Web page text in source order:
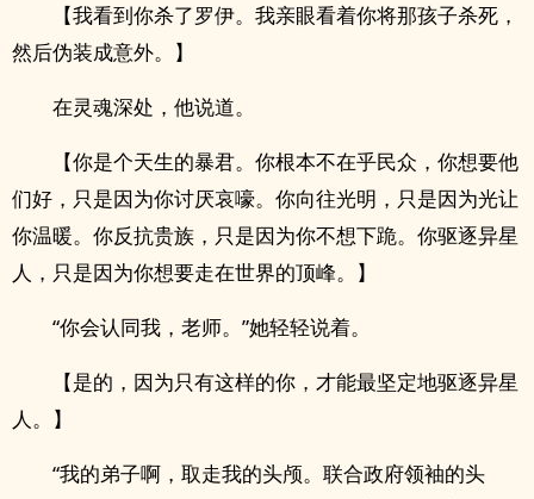
【我看到你杀了罗伊。我亲眼看着你将那孩子杀死，
然后伪装成意外。】
在灵魂深处，他说道。
【你是个天生的暴君。你根本不在乎民众，你想要他
们好，只是因为你讨厌哀嚎。你向往光明，只是因为光让
你温暖。你反抗贵族，只是因为你不想下跪。你驱逐异星
人，只是因为你想要走在世界的顶峰。】
“你会认同我，老师。”她轻轻说着。
【是的，因为只有这样的你，才能最坚定地驱逐异星
人。】
“我的弟子啊，取走我的头颅。联合政府领袖的头